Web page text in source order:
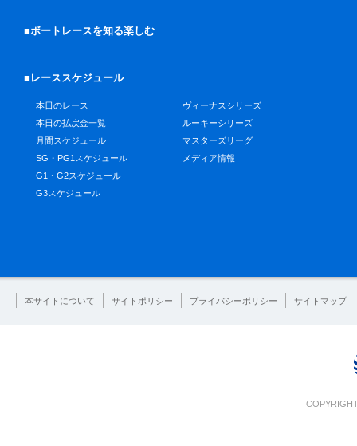
■ボートレースを知る楽しむ
■レーススケジュール
本日のレース
本日の払戻金一覧
月間スケジュール
SG・PG1スケジュール
G1・G2スケジュール
G3スケジュール
ヴィーナスシリーズ
ルーキーシリーズ
マスターズリーグ
メディア情報
本サイトについて サイトポリシー プライバシーポリシー サイトマップ